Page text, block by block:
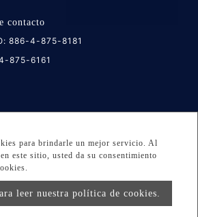
para brindarle un mejor servicio. Al
este sitio, usted da su consentimiento
leer nuestra política de cookies.
contacto
886-4-875-8181
875-6161
GROUP MEDICAL CO., LTD. All
rights reserved.